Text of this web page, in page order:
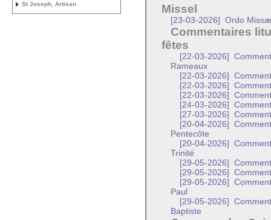
Missel
[23-03-2026] Ordo
Commentaires
fêtes
[22-03-2026]
Rameaux
[22-03-2026]
[22-03-2026]
[22-03-2026]
[24-03-2026]
[27-03-2026]
[20-04-2026]
Pentecôte
[20-04-2026]
Trinité
[29-05-2026]
[29-05-2026]
[29-05-2026]
Paul
[29-05-2026]
Baptiste
St Joseph, Artisan